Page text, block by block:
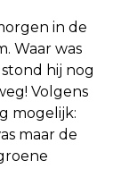
in de
Waar was
hij nog
Volgens
mogelijk:
maar de